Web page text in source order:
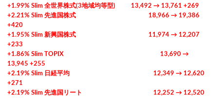
+1.99% Slim 全世界株式(3地域均等型) 13,492 → 13,761 +269
+2.21% Slim 先進国株式 18,966 → 19,386
+420
+1.95% Slim 新興国株式 11,974 → 12,207
+233
+1.86% Slim TOPIX 13,690 →
13,945 +255
+2.19% Slim 日経平均 12,349 → 12,620
+271
+2.19% Slim 先進国リート 12,252 → 12,520